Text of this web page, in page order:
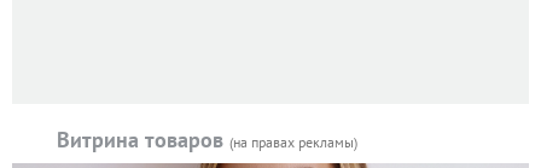
Витрина товаров (на правах рекламы)